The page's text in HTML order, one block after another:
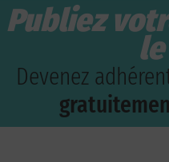
Publiez
Devenez